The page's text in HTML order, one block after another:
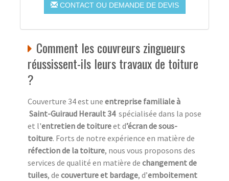
CONTACT OU DEMANDE DE DEVIS
Comment les couvreurs zingueurs
réussissent-ils leurs travaux de toiture
?
Couverture 34 est une entreprise familiale à
Saint-Guiraud Herault 34 spécialisée dans la pose
et l'entretien de toitureet d’écran de sous-
toiture. Forts de notre expérience en matière de
réfection de la toiture, nous vous proposons des
services de qualité en matière de changement de
tuiles, de couverture et bardage, d’emboitement